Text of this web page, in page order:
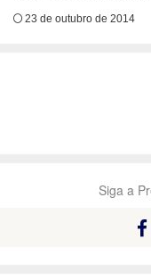
23 de outubro de 2014
Siga a